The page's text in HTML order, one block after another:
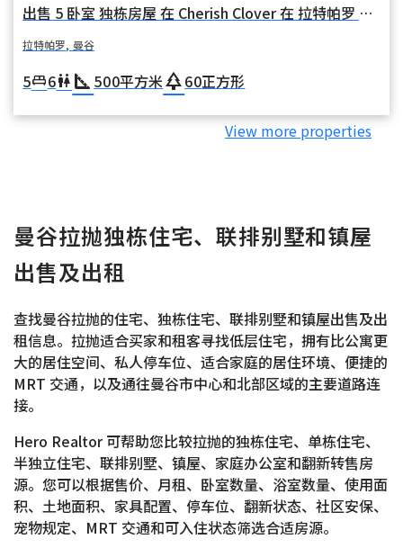
出售 5 卧室 独栋房屋 在 Cherish Clover 在 拉特帕罗 拉特帕罗 曼谷
拉特帕罗, 曼谷
5king_bed6wc square_foot 500平方米park60正方形
View more properties
曼谷拉抛独栋住宅、联排别墅和镇屋
出售及出租
查找曼谷拉抛的住宅、独栋住宅、联排别墅和镇屋出售及出
租信息。拉抛适合买家和租客寻找低层住宅，拥有比公寓更
大的居住空间、私人停车位、适合家庭的居住环境、便捷的
MRT 交通，以及通往曼谷市中心和北部区域的主要道路连
接。
Hero Realtor 可帮助您比较拉抛的独栋住宅、单栋住宅、
半独立住宅、联排别墅、镇屋、家庭办公室和翻新转售房
源。您可以根据售价、月租、卧室数量、浴室数量、使用面
积、土地面积、家具配置、停车位、翻新状态、社区安保、
宠物规定、MRT 交通和可入住状态筛选合适房源。